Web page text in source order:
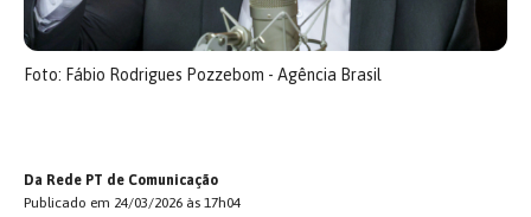
Foto: Fábio Rodrigues Pozzebom - Agência Brasil
Da Rede PT de Comunicação
Publicado em 24/03/2026 às 17h04